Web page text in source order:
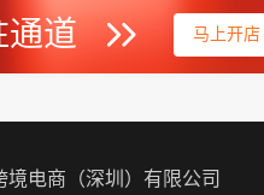
通道 马上开店
境电商（深圳）有限公司